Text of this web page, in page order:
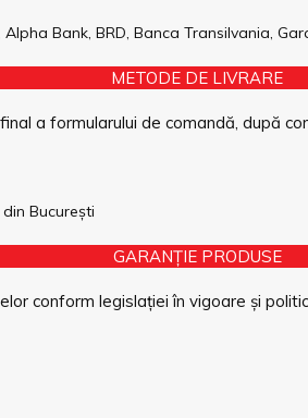
Bank, BRD, Banca Transilvania,
METODE DE LIVRARE
a formularului de comandă, după
din București
GARANȚIE PRODUSE
conform legislației în vigoare și